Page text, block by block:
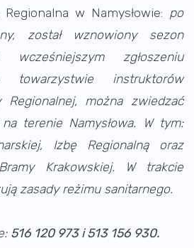
w Namysłowie: po
został wznowiony sezon
wcześniejszym zgłoszeniu
towarzystwie instruktorów
Regionalnej, można zwiedzać
terenie Namysłowa. W tym:
Izbę Regionalną oraz
Krakowskiej. W trakcie
zasady reżimu sanitarnego.
516 120 973 i 513 156 930.